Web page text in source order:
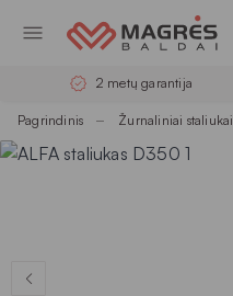
2 metų garantija
Pagrindinis Žurnaliniai staliukai